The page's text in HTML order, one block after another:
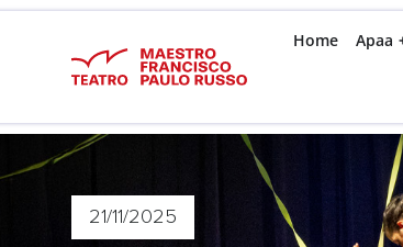
Home Apaa
21/11/2025